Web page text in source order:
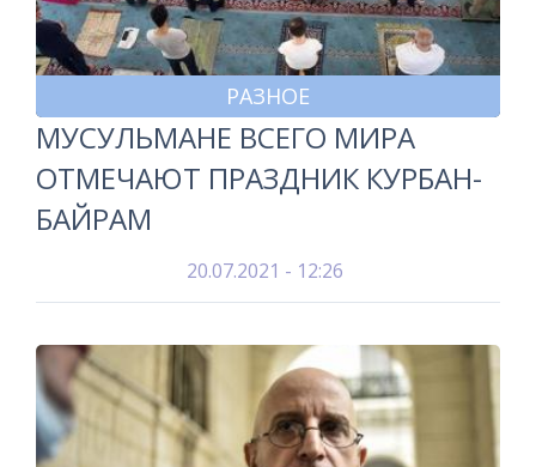
РАЗНОЕ
МУСУЛЬМАНЕ ВСЕГО МИРА
ОТМЕЧАЮТ ПРАЗДНИК КУРБАН-
БАЙРАМ
20.07.2021 - 12:26